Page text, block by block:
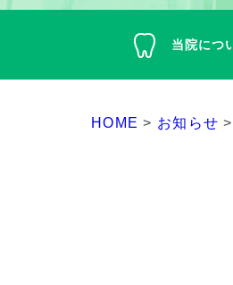
当院につ
HOME > お知らせ >